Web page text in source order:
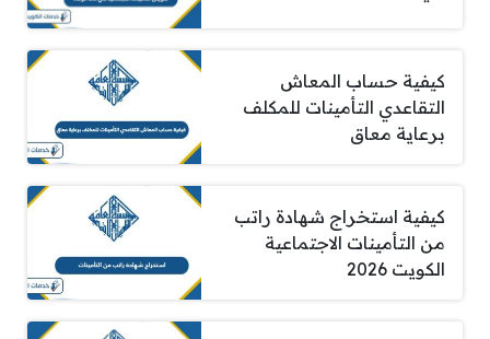
كيفية حساب المعاش
التقاعدي التأمينات للمكلف
برعاية معاق
كيفية استخراج شهادة راتب
من التأمينات الاجتماعية
الكويت 2026